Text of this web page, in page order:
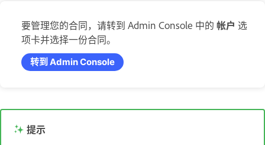
要管理您的合同，请转到 Admin Console 中的 帐户 选
项卡并选择一份合同。
转到 Admin Console
提示